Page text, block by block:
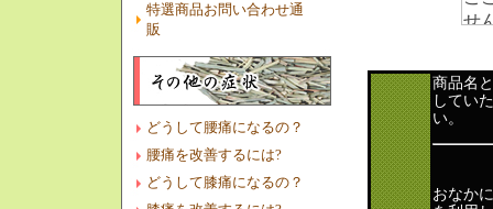
特選商品お問い合わせ通
販
どうして腰痛になるの？
腰痛を改善するには?
どうして膝痛になるの？
商品名
してい
い。
おなか